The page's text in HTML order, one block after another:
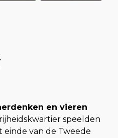
en vieren
speelden
van de Tweede